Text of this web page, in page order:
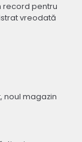
record pentru
vreodată
noul magazin